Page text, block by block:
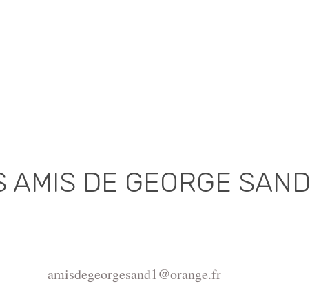
AMIS DE GEORGE SAND
amisdegeorgesand1@orange.fr